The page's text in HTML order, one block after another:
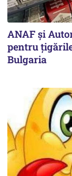
ANAF și
pentru
Bulgaria